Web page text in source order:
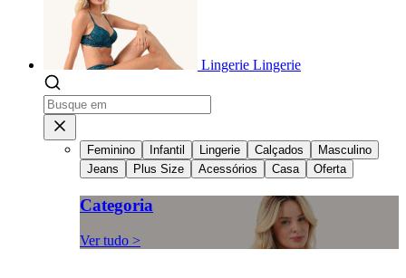
Lingerie Lingerie
Feminino Infantil Lingerie Calçados
Masculino
Jeans
Plus Size Acessórios Casa Oferta
Categoria
Ver tudo >